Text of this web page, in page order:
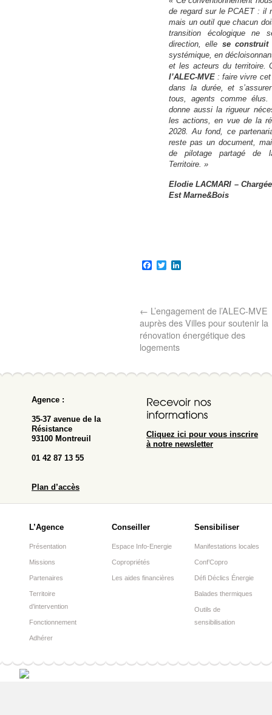
de regard sur le PCAET : il
mais un outil que chacun
transition écologique ne
direction, elle se construit
systémique, en
et les acteurs du territoire.
l’ALEC-MVE: faire vivre cet
dans la durée, et
tous, agents comme élus.
donne aussi la rigueur
les actions, en vue de la
2028. Au fond, ce
reste pas un document,
de pilotage partagé de
Territoire. »
Elodie LACMARI –
Est Marne&Bois
Facebook
Twitter
← L’engagement de l’ALEC-MVE
auprès des Villes pour soutenir la
rénovation énergétique des
logements
Agence :
35-37 avenue de la
Résistance
93100 Montreuil
01 42 87 13 55
Plan d’accès
Cliquez ici pour vous inscrire
à notre newsletter
L’Agence
Présentation
Missions
Partenaires
Territoire
d’intervention
Fonctionnement
Adhérer
Conseiller
Espace Info-Energie
Copropriétés
Les aides financières
Sensibiliser
Manifestations locales
Conf’Copro
Défi Déclics Énergie
Balades thermiques
Outils de
sensibilisation